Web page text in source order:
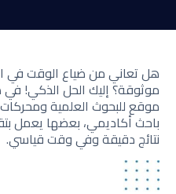
هل تعاني من ضياع الوقت في
موثوقة؟ إليك الحل الذكي!
موقع للبحوث العلمية
باحث أكاديمي، بعضها يعمل
نتائج دقيقة وفي وقت قياسي.